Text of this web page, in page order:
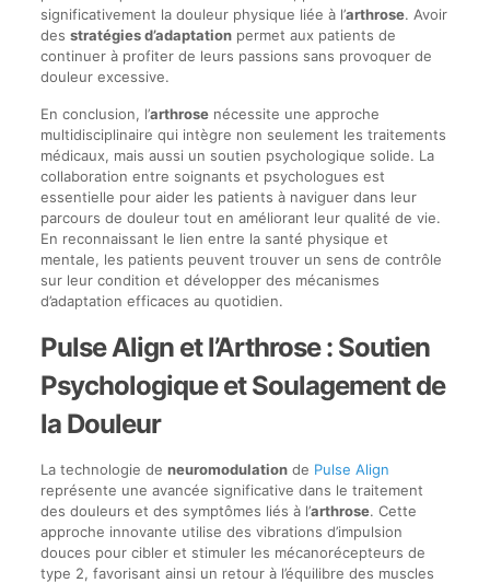
significativement la douleur physique liée à l’arthrose. Avoir
des stratégies d’adaptationpermet aux patients de
continuer à profiter de leurs passions sans provoquer de
douleur excessive.
En conclusion, l’arthrosenécessite une approche
multidisciplinaire qui intègre non seulement les traitements
médicaux, mais aussi un soutien psychologique solide. La
collaboration entre soignants et psychologues est
essentielle pour aider les patients à naviguer dans leur
parcours de douleur tout en améliorant leur qualité de vie.
En reconnaissant le lien entre la santé physique et
mentale, les patients peuvent trouver un sens de contrôle
sur leur condition et développer des mécanismes
d’adaptation efficaces au quotidien.
Pulse Align et l’Arthrose : Soutien
Psychologique et Soulagement de
la Douleur
La technologie de neuromodulationde Pulse Align
représente une avancée significative dans le traitement
des douleurs et des symptômes liés à l’arthrose. Cette
approche innovante utilise des vibrations d’impulsion
douces pour cibler et stimuler les mécanorécepteurs de
type 2, favorisant ainsi un retour à l’équilibre des muscles